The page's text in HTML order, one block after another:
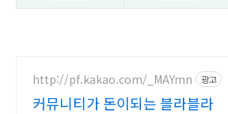
http://pf.kakao.com/_MAYmn 광고
커뮤니티가 돈이되는 블라블라